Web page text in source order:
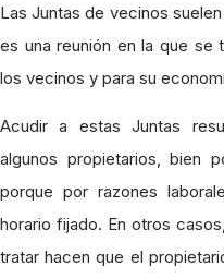
Las Juntas de vecinos
es una reunión en la que se
los vecinos y para su
Acudir a estas Juntas
algunos propietarios, bien
porque por razones
horario fijado. En otros
tratar hacen que el